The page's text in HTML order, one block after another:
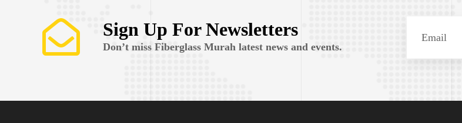
Sign Up For Newsletters
Don’t miss Fiberglass Murah latest news and events.